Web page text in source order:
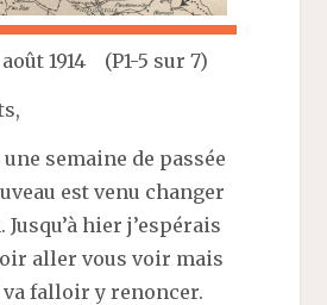
1914 (P1-5 sur 7)
semaine de passée
est venu changer
hier j’espérais
aller vous voir mais
falloir y renoncer.